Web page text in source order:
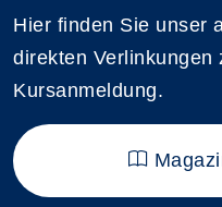
Hier finden Sie unser
direkten Verlinkungen
Kursanmeldung.